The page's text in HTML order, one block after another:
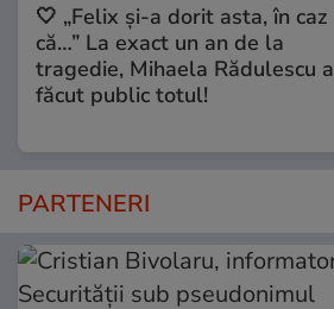
🤍 „Felix și-a dorit asta, în caz
că…” La exact un an de la
tragedie, Mihaela Rădulescu a
făcut public totul!
PARTENERI